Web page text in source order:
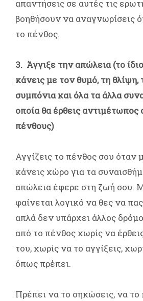
απαντήσεις σε αυτές τις
βοηθήσουν να αναγνωρίσεις
το πένθος.
3. Άγγιξε την απώλεια (το
κάνεις με τον θυμό, τη θλίψη,
συμπόνια και όλα τα άλλα
οποία θα έρθεις
πένθους)
Αγγίζεις το πένθος σου όταν
κάνεις χώρο για τα
απώλεια έφερε στη ζωή σου.
φαίνεται λογικό να θες να
απλά δεν υπάρχει άλλος
από το πένθος χωρίς να
του, χωρίς να το αγγίξεις,
όπως πρέπει.
Πρέπει να το σηκώσεις, να το